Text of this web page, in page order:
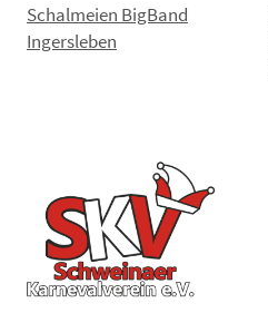
Schalmeien BigBand
Ingersleben